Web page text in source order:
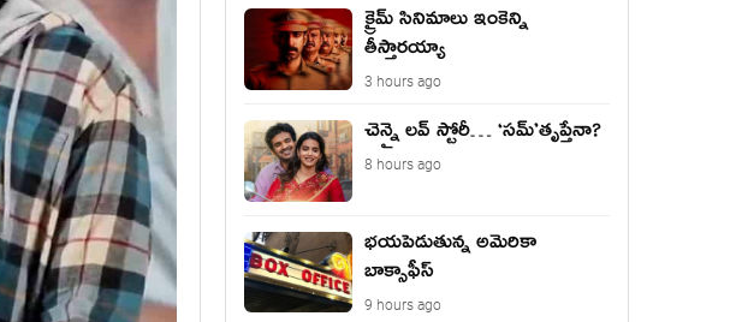
క్రైమ్ సినిమాలు ఇంకెన్ని
తీస్తారయ్యా
3 hours ago
చెన్నై లవ్ స్టోరీ… ‘సమ్’తృప్తేనా?
8 hours ago
భయపెడుతున్న అమెరికా
బాక్సాఫీస్
9 hours ago